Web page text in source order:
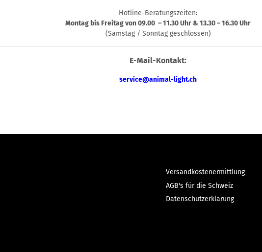
Hotline-Beratungszeiten:
Montag bis Freitag von 09.00 – 11.30 Uhr & 13.30 – 16.30 Uhr
(Samstag / Sonntag geschlossen)
E-Mail-Kontakt:
service@animal-light.ch
Versandkostenermittlung
AGB's für die Schweiz
Datenschutzerklärung